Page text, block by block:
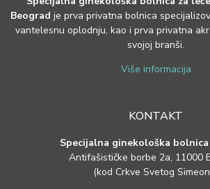
Beograd je prva privatna bolnica
vantelesnu oplodnju, kao i prva privatna
svojoj branši.
Više informacija
KONTAKT
Specijalna ginekološka
Antifašističke borbe 2a, 11000
(kod Crkve Svetog